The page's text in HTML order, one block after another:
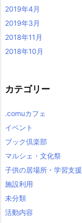
2019年4月
2019年3月
2018年11月
2018年10月
カテゴリー
.comuカフェ
イベント
ブック倶楽部
マルシェ・文化祭
子供の居場所・学習支援
施設利用
未分類
活動内容